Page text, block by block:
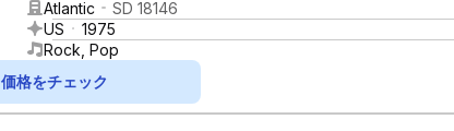
Atlantic
SD 18146
US
1975
Rock, Pop
価格をチェック